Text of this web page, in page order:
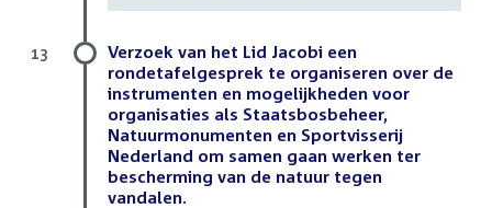
Verzoek van het Lid Jacobi een
rondetafelgesprek te organiseren over de
instrumenten en mogelijkheden voor
organisaties als Staatsbosbeheer,
Natuurmonumenten en Sportvisserij
Nederland om samen gaan werken ter
bescherming van de natuur tegen
vandalen.
13